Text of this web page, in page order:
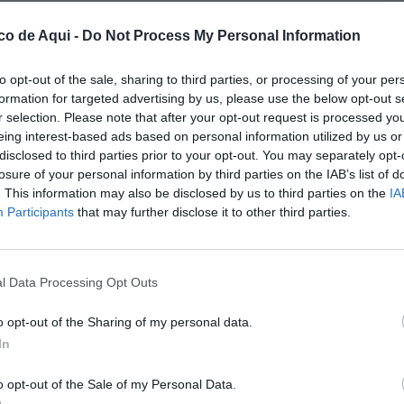
de Aqui - Do Not Process My Personal Information
opt-out of the sale, sharing to third parties, or processing of your
for targeted advertising by us, please use the below opt-out
selection. Please note that after your opt-out request is processed
interest-based ads based on personal information utilized by us
to third parties prior to your opt-out. You may separately
of your personal information by third parties on the IAB’s list of
This information may also be disclosed by us to third parties on the
Participants that may further disclose it to other third parties.
Data Processing Opt Outs
opt-out of the Sharing of my personal data.
opt-out of the Sale of my Personal Data.
del profesorado valenciano en
11 de mayo.Tanto el Consejo Escolar
el pasado 27 de mayo han
la educación pública y de las mejoras
la comunidad educativa
por Mª Ángeles Llorente, aprobó por
expresa su apoyo a las reivindicaciones
y traslada a la Conselleria de Educación
por la situación actual.
direcciones de los centros educativos, las
y el conjunto de la comunidad educativa,
con la reducción de ratios, el
materiales, la mejora de infraestructuras,